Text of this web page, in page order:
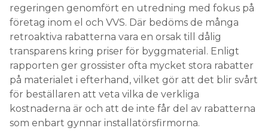
regeringen genomfört en utredning med fokus på
företag inom el och VVS. Där bedöms de många
retroaktiva rabatterna vara en orsak till dålig
transparens kring priser för byggmaterial. Enligt
rapporten ger grossister ofta mycket stora rabatter
på materialet i efterhand, vilket gör att det blir svårt
för beställaren att veta vilka de verkliga
kostnaderna är och att de inte får del av rabatterna
som enbart gynnar installatörsfirmorna.